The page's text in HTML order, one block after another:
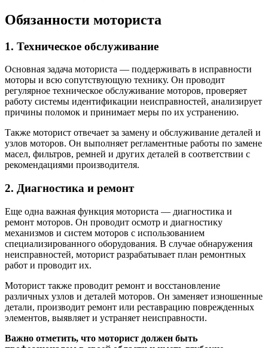
Обязанности моториста
1. Техническое обслуживание
Основная задача моториста — поддерживать в исправности
моторы и всю сопутствующую технику. Он проводит
регулярное техническое обслуживание моторов, проверяет
работу системы идентификации неисправностей, анализирует
причины поломок и принимает меры по их устранению.
Также моторист отвечает за замену и обслуживание деталей и
узлов моторов. Он выполняет регламентные работы по замене
масел, фильтров, ремней и других деталей в соответствии с
рекомендациями производителя.
2. Диагностика и ремонт
Еще одна важная функция моториста — диагностика и
ремонт моторов. Он проводит осмотр и диагностику
механизмов и систем моторов с использованием
специализированного оборудования. В случае обнаружения
неисправностей, моторист разрабатывает план ремонтных
работ и проводит их.
Моторист также проводит ремонт и восстановление
различных узлов и деталей моторов. Он заменяет изношенные
детали, производит ремонт или реставрацию поврежденных
элементов, выявляет и устраняет неисправности.
Важно отметить, что моторист должен быть